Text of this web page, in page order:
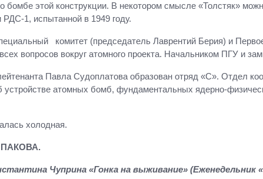
бомбе этой конструкции. В некотором смысле «Толстяк»
1, испытанной в 1949 году.
комитет (председатель Лаврентий Берия) и
вопросов вокруг атомного проекта. Начальником ПГУ и
Павла Судоплатова образован отряд «С». Отдел
атомных бомб, фундаментальных ядерно-
холодная.
Чуприна «Гонка на выживание»